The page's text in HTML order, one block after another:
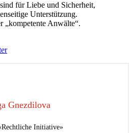
für Liebe und Sicherheit,
Unterstützung.
„kompetente Anwälte“.
Gnezdilova
Initiative»